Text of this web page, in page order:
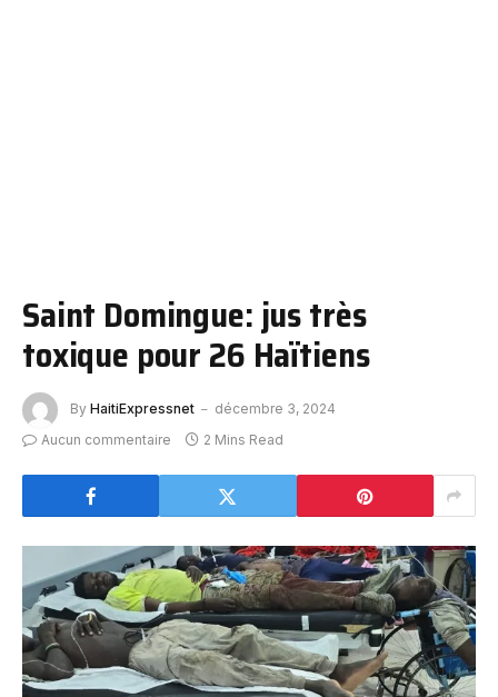
Saint Domingue: jus très
toxique pour 26 Haïtiens
By HaitiExpressnet
décembre 3, 2024
Aucun commentaire
2 Mins Read